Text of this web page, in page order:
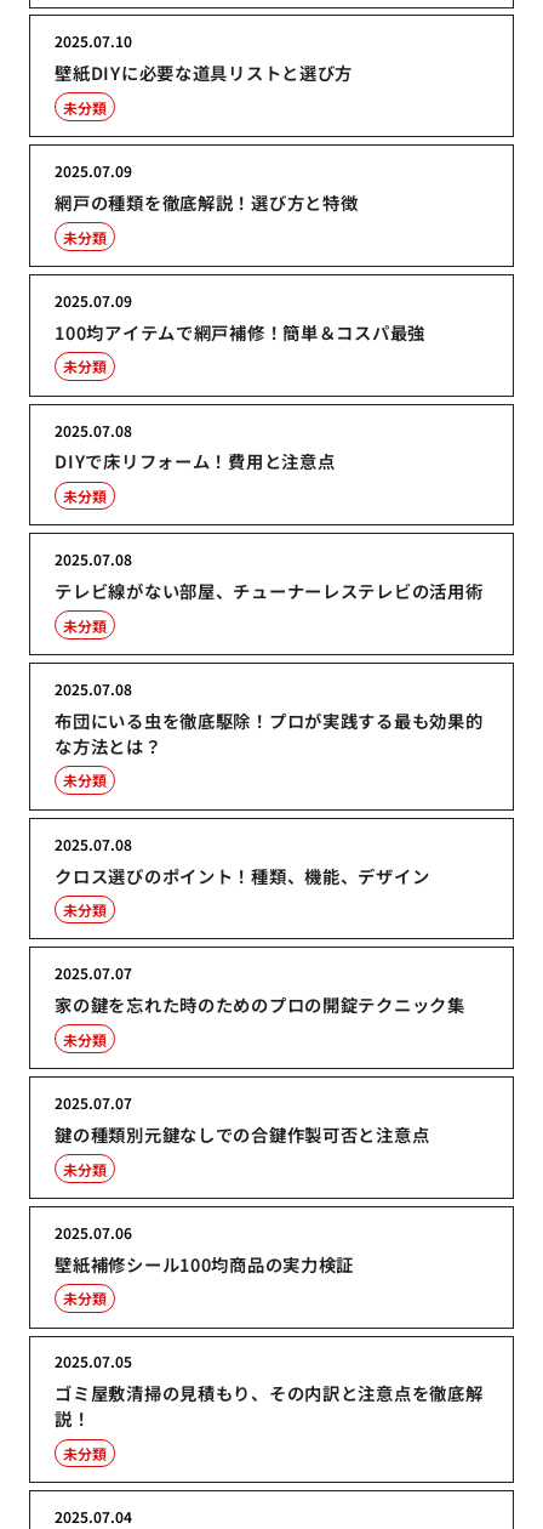
壁紙DIYに必要な道具リストと選び方
2025.07.10
未分類
網戸の種類を徹底解説！選び方と特徴
2025.07.09
未分類
100均アイテムで網戸補修！簡単＆コスパ最強
2025.07.09
未分類
DIYで床リフォーム！費用と注意点
2025.07.08
未分類
テレビ線がない部屋、チューナーレステレビの活用術
2025.07.08
未分類
布団にいる虫を徹底駆除！プロが実践する最も効果的
な方法とは？
2025.07.08
未分類
クロス選びのポイント！種類、機能、デザイン
2025.07.08
未分類
家の鍵を忘れた時のためのプロの開錠テクニック集
2025.07.07
未分類
鍵の種類別元鍵なしでの合鍵作製可否と注意点
2025.07.07
未分類
壁紙補修シール100均商品の実力検証
2025.07.06
未分類
ゴミ屋敷清掃の見積もり、その内訳と注意点を徹底解
説！
2025.07.05
未分類
2025.07.04